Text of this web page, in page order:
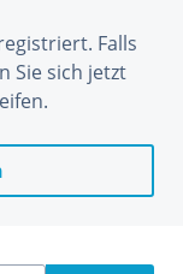
Falls
Sie sich jetzt